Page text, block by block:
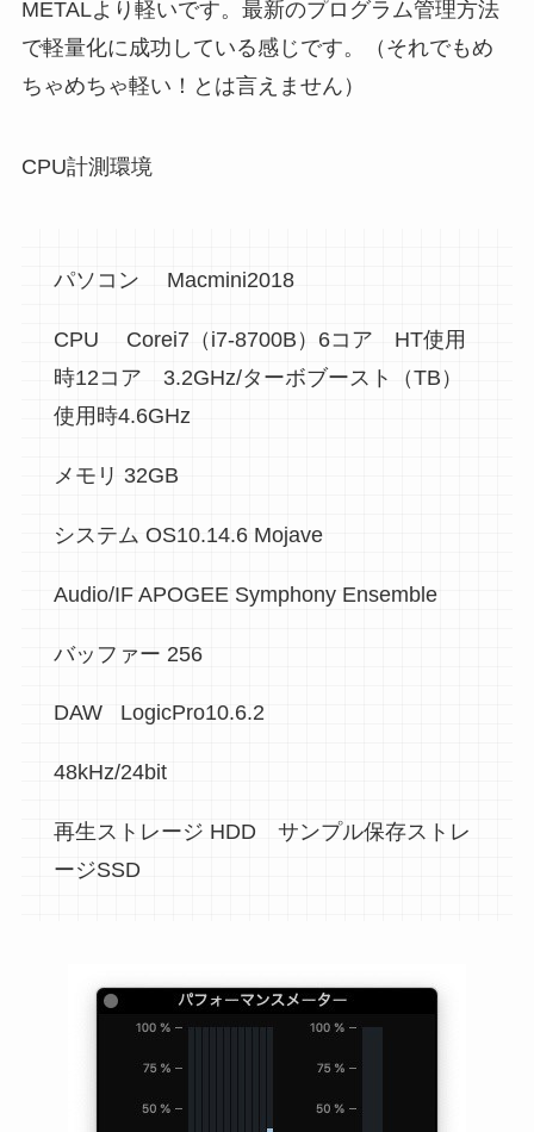
METALより軽いです。最新のプログラム管理方法
で軽量化に成功している感じです。（それでもめ
ちゃめちゃ軽い！とは言えません）
CPU計測環境
パソコン Macmini2018
CPU Corei7（i7-8700B）6コア HT使用
時12コア 3.2GHz/ターボブースト（TB）
使用時4.6GHz
メモリ 32GB
システム OS10.14.6 Mojave
Audio/IF APOGEE Symphony Ensemble
バッファー 256
DAW LogicPro10.6.2
48kHz/24bit
再生ストレージ HDD サンプル保存ストレ
ージSSD